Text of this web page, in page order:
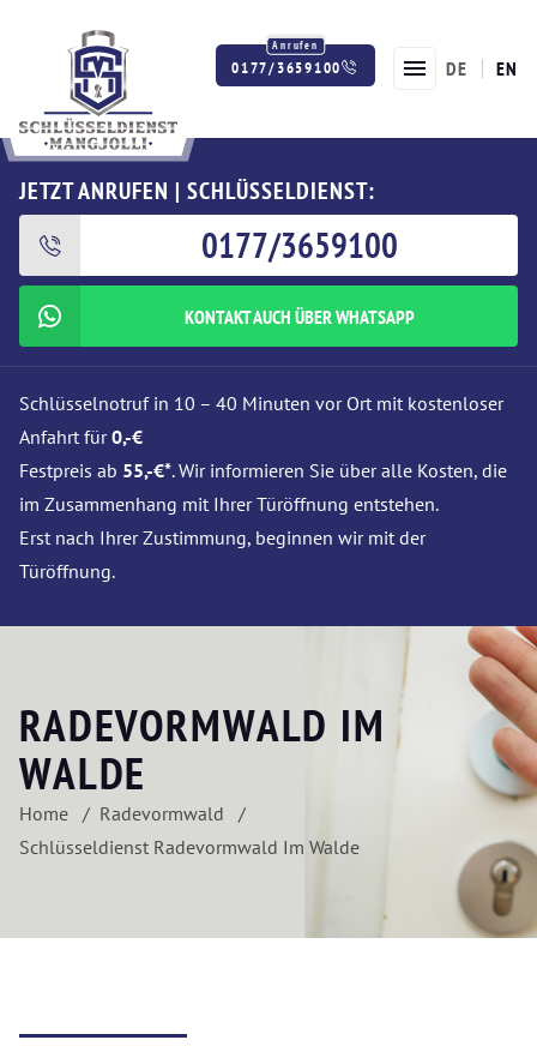
0177/3659100 DE EN
JETZT ANRUFEN | SCHLÜSSELDIENST:
0177/3659100
KONTAKT AUCH ÜBER WHATSAPP
Schlüsselnotruf in 10 – 40 Minuten vor Ort mit kostenloser
Anfahrt für0,-€
Festpreis ab 55,-€*. Wir informieren Sie über alle Kosten, die
im Zusammenhang mit Ihrer Türöffnung entstehen.
Erst nach Ihrer Zustimmung, beginnen wir mit der
Türöffnung.
RADEVORMWALD IM
WALDE
Home
Radevormwald
Schlüsseldienst Radevormwald Im Walde